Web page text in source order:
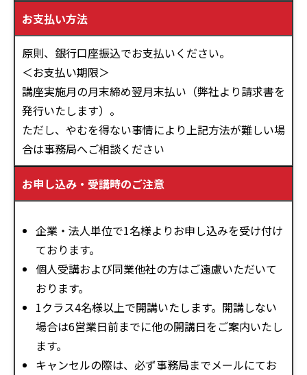
お支払い方法
原則、銀行口座振込でお支払いください。
＜お支払い期限＞
講座実施月の月末締め翌月末払い（弊社より請求書を
発行いたします）。
ただし、やむを得ない事情により上記方法が難しい場
合は事務局へご相談ください
お申し込み・受講時のご注意
企業・法人単位で1名様よりお申し込みを受け付け
ております。
個人受講および同業他社の方はご遠慮いただいて
おります。
1クラス4名様以上で開講いたします。開講しない
場合は6営業日前までに他の開講日をご案内いたし
ます。
キャンセルの際は、必ず事務局までメールにてお